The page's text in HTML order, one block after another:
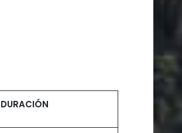
DURACIÓN